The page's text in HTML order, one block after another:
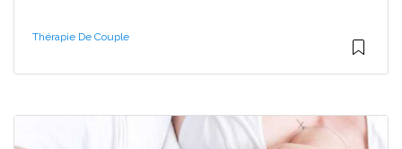
Thérapie De Couple